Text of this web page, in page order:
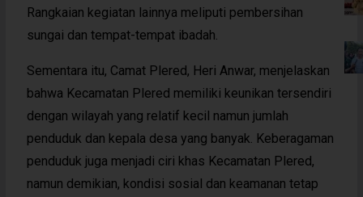
Rangkaian kegiatan lainnya meliputi pembersihan
sungai dan tempat-tempat ibadah.
Sementara itu, Camat Plered, Heri Anwar, menjelaskan
bahwa Kecamatan Plered memiliki keunikan tersendiri
dengan wilayah yang relatif kecil namun jumlah
penduduk dan kepala desa yang banyak. Keberagaman
penduduk juga menjadi ciri khas Kecamatan Plered,
namun demikian, kondisi sosial dan keamanan tetap